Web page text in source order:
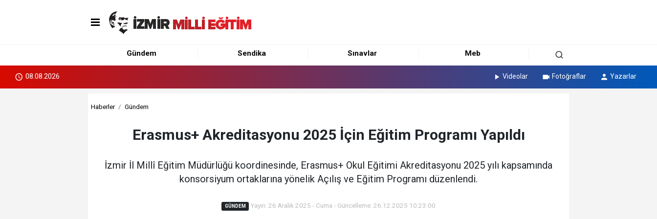
Gündem Sendika Sınavlar Meb
08.08.2026 Videolar Fotoğraflar Yazarlar
Haberler Gündem
Erasmus+ Akreditasyonu 2025 İçin Eğitim Programı Yapıldı
İzmir İl Millî Eğitim Müdürlüğü koordinesinde, Erasmus+ Okul Eğitimi Akreditasyonu 2025 yılı kapsamında
konsorsiyum ortaklarına yönelik Açılış ve Eğitim Programı düzenlendi.
GÜNDEM Yayın: 26 Aralık 2025 - Cuma - Güncelleme: 26.12.2025 10:23:00